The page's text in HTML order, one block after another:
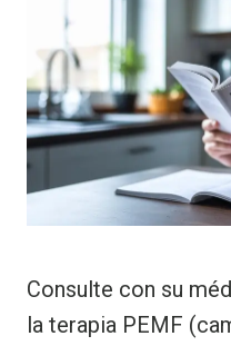
Consulte con su
la terapia PEMF